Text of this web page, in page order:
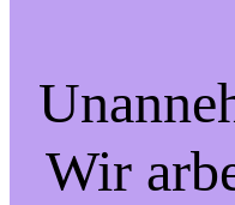
Wir